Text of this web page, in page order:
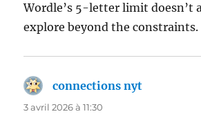
Wordle’s 5-letter limit doesn’t
explore beyond the constraints.
connections nyt
3 avril 2026 à 11:30